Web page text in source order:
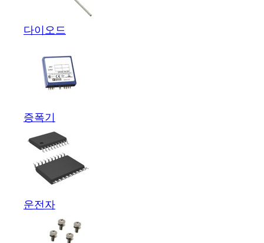
다이오드
증폭기
운전자